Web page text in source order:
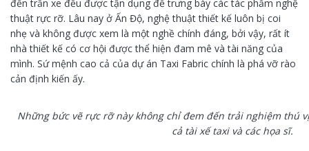
đến trần xe đều được tận dụng để trưng bày các tác phẩm nghệ
thuật rực rỡ. Lâu nay ở Ấn Độ, nghệ thuật thiết kế luôn bị coi
nhẹ và không được xem là một nghề chính đáng, bởi vậy, rất ít
nhà thiết kế có cơ hội được thể hiện đam mê và tài năng của
mình. Sứ mệnh cao cả của dự án Taxi Fabric chính là phá vỡ rào
cản định kiến ấy.
Những bức vẽ rực rỡ này không chỉ đem đến trải nghiệm thú
cả tài xế taxi và các họa sĩ.